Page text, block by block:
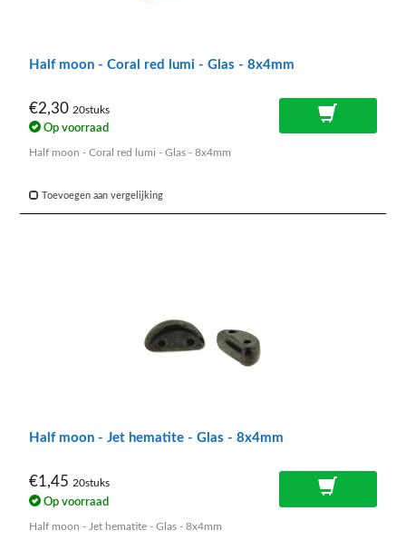
Half moon - Coral red lumi - Glas - 8x4mm
€2,30 20stuks
Op voorraad
Half moon - Coral red lumi - Glas - 8x4mm
Toevoegen aan vergelijking
Half moon - Jet hematite - Glas - 8x4mm
€1,45 20stuks
Op voorraad
Half moon - Jet hematite - Glas - 8x4mm